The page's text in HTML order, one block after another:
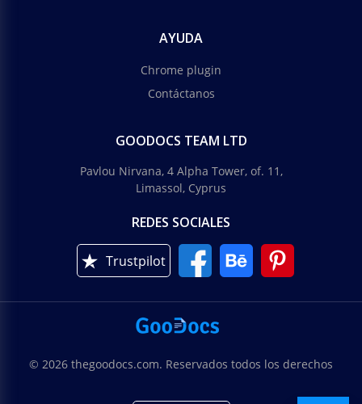
AYUDA
Chrome plugin
Contáctanos
GOODOCS TEAM LTD
Pavlou Nirvana, 4 Alpha Tower, of. 11,
Limassol, Cyprus
REDES SOCIALES
Trustpilot
© 2026 thegoodocs.com. Reservados todos los derechos